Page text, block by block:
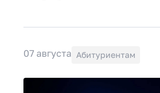
07 августа Абитуриентам